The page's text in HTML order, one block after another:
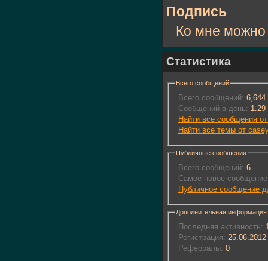
Подпись
Ко мне
Статистика
Всего сообщений
Всего сообщений: 6,644
Сообщений в день: 1.29
Найти все сообщения
Найти все темы от
Публичные сообщения
Всего сообщений: 6
Самое новое
Публичное сообщение
Дополнительная информация
Последняя активность:
Регистрация: 25.06.2012
Реферралы: 0